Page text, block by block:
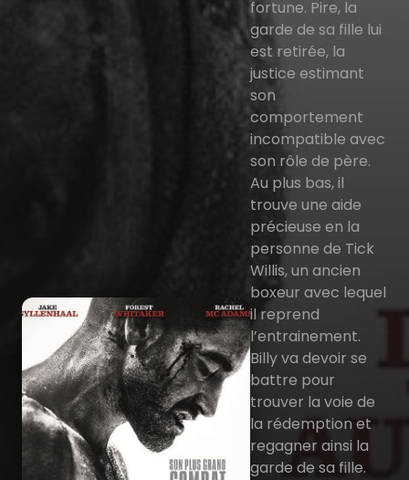
fortune. Pire, la
garde de sa fille lui
est retirée, la
justice estimant
son
comportement
incompatible avec
son rôle de père.
Au plus bas, il
trouve une aide
précieuse en la
personne de Tick
Willis, un ancien
boxeur avec lequel
il reprend
l’entrainement.
Billy va devoir se
battre pour
trouver la voie de
la rédemption et
regagner ainsi la
garde de sa fille.